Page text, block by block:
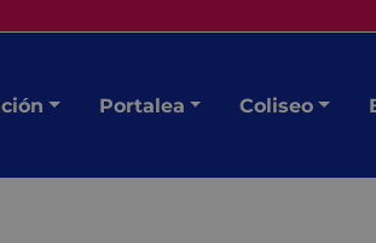
Portalea Coliseo